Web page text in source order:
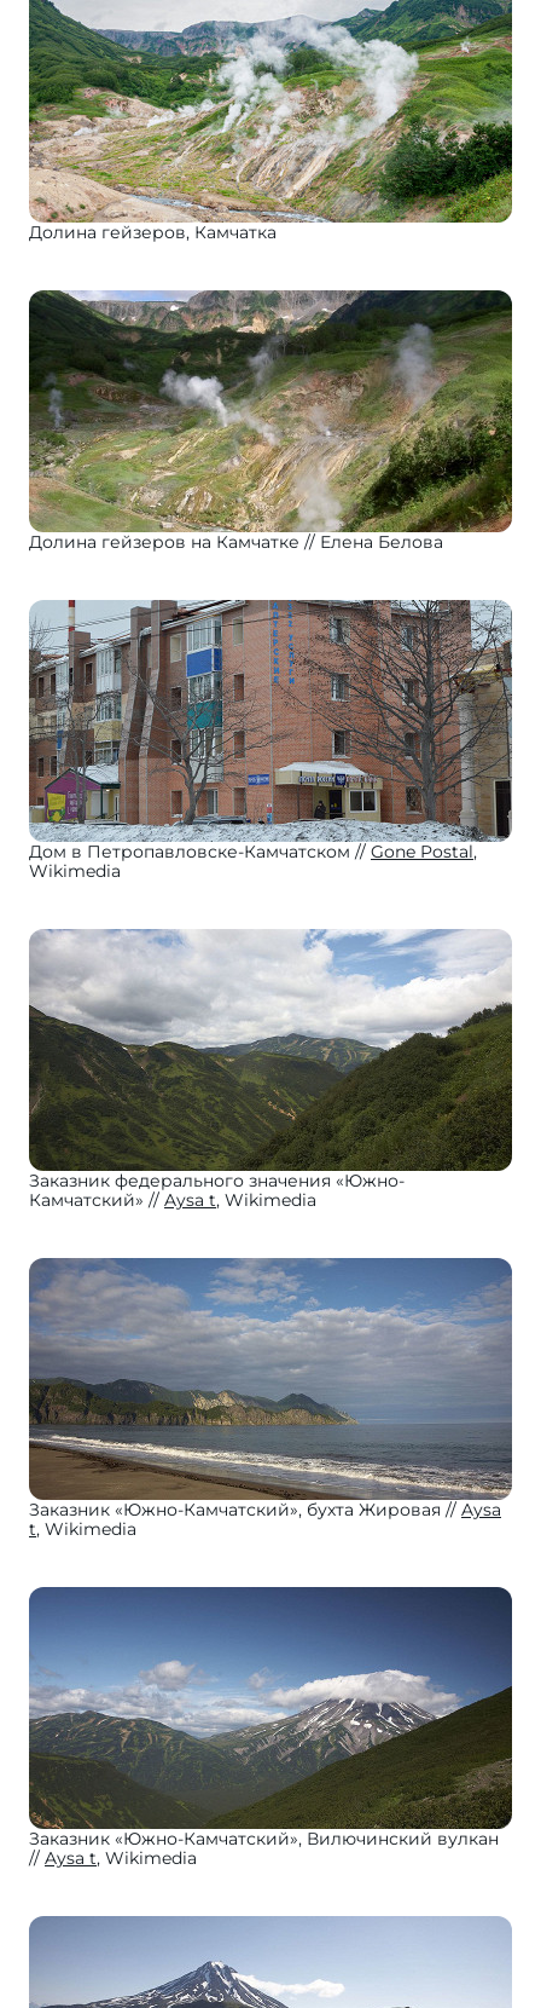
Долина гейзеров, Камчатка
Долина гейзеров на Камчатке Елена Белова
Дом в Петропавловске-Камчатском Gone Postal,
Wikimedia
Заказник федерального значения «Южно-
Камчатский»
Aysa t, Wikimedia
Заказник «Южно-Камчатский», бухта Жировая
Aysa
t, Wikimedia
Заказник «Южно-Камчатский», Вилючинский вулкан
Aysa t, Wikimedia